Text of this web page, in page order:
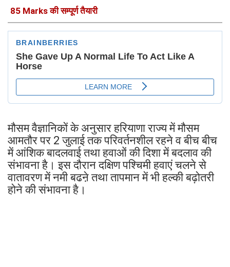
85 Marks की सम्पूर्ण तैयारी
मौसम वैज्ञानिकों के अनुसार हरियाणा राज्य में मौसम
आमतौर पर 2 जुलाई तक परिवर्तनशील रहने व बीच बीच
में आंशिक बादलवाई तथा हवाओं की दिशा में बदलाव की
संभावना है। इस दौरान दक्षिण पश्चिमी हवाएं चलने से
वातावरण में नमी बढऩे तथा तापमान में भी हल्की बढ़ोतरी
होने की संभावना है।